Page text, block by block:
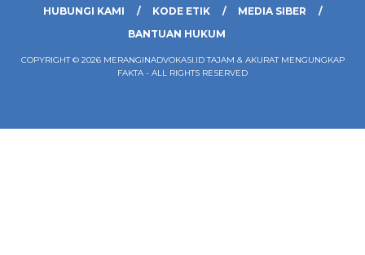
HUBUNGI KAMI
KODE ETIK
MEDIA SIBER
BANTUAN HUKUM
COPYRIGHT © 2026 MERANGINADVOKASI.ID TAJAM & AKURAT MENGUNGKAP
FAKTA - ALL RIGHTS RESERVED